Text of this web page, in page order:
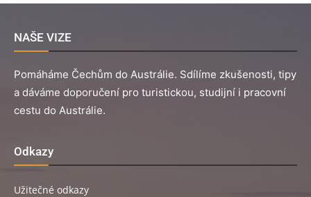
NAŠE VIZE
Pomáháme Čechům do Austrálie. Sdílíme zkušenosti, tipy
a dáváme doporučení pro turistickou, studijní i pracovní
cestu do Austrálie.
Odkazy
Užitečné odkazy